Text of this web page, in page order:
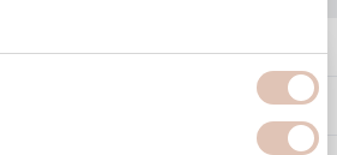
5% extra
op ons assortiment